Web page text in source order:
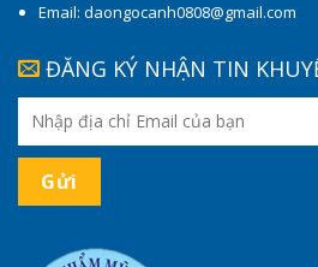
Email: daongocanh0808@gmail.com
ĐĂNG KÝ NHẬN TIN